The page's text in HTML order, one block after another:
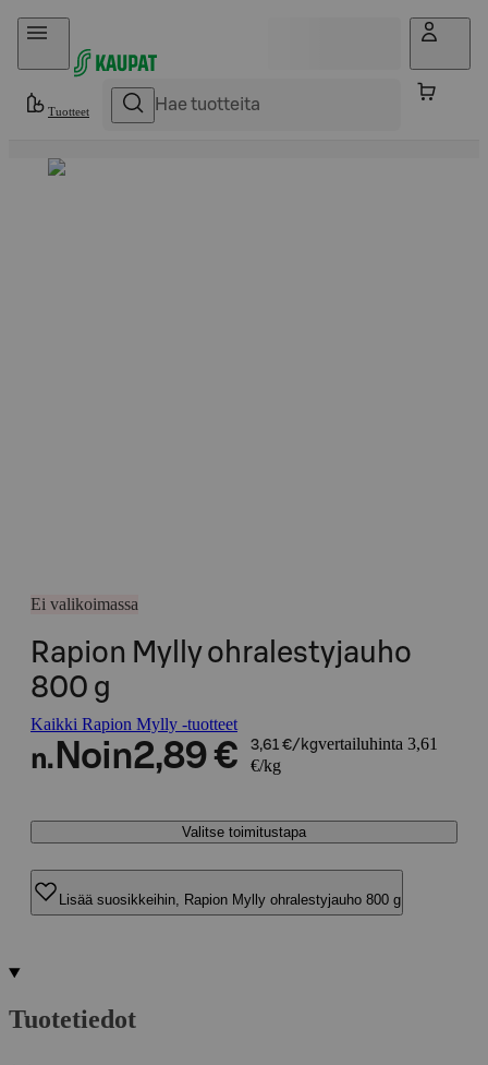
Hyppää sisältöön
Tuotteet
Ei valikoimassa
Rapion Mylly ohralestyjauho
800 g
Kaikki Rapion Mylly -tuotteet
n. Noin2,89 € 3,61 €/kgvertailuhinta 3,61
€/kg
Valitse toimitustapa
Lisää suosikkeihin, Rapion Mylly ohralestyjauho 800 g
Tuotetiedot